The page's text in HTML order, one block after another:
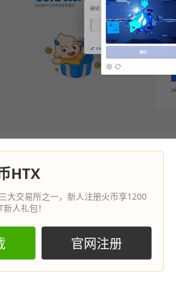
HTX
大交易所之一，新人注册火币享1200
新人礼包！
官网注册